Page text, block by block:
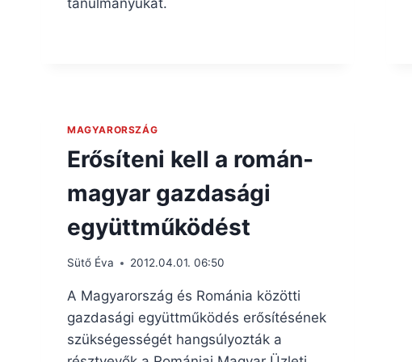
MAGYARORSZÁG
Erősíteni kell a román-
magyar gazdasági
együttműködést
Sütő Éva 2012.04.01. 06:50
A Magyarország és Románia közötti
gazdasági együttműködés erősítésének
szükségességét hangsúlyozták a